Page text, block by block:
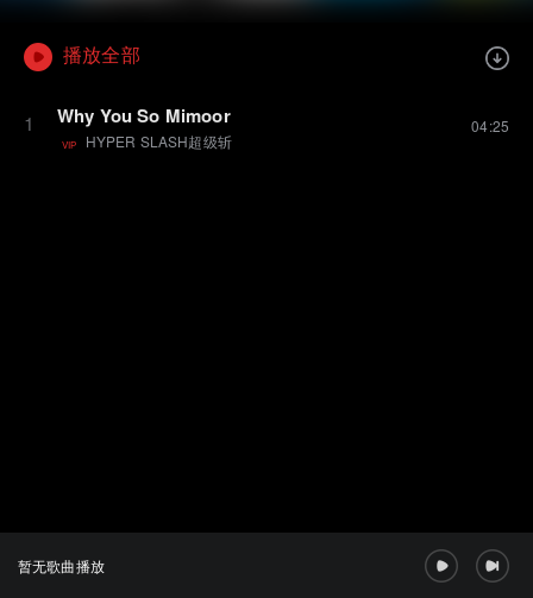
播放全部
1 Why You So Mimoor
VIP HYPER SLASH超级斩
04:25
暂无歌曲播放